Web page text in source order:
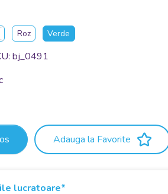
Roz Verde
bj_0491
Adauga la Favorite
lucratoare*